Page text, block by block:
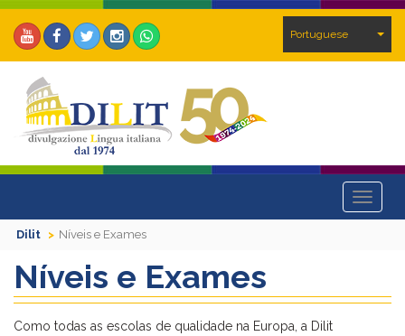
Portuguese
Toggle
Dilit
Níveis e Exames
Níveis e Exames
Como todas as escolas de qualidade na Europa, a Dilit